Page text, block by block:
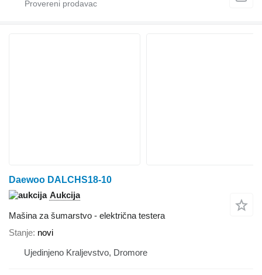
Daewoo DALCHS18-10
Aukcija
Mašina za šumarstvo - električna testera
Stanje novi
Ujedinjeno Kraljevstvo, Dromore